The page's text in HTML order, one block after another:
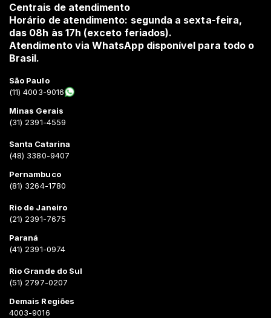
Centrais de atendimento
Horário de atendimento: segunda a sexta-feira,
das 08h às 17h (exceto feriados).
Atendimento via WhatsApp disponível para todo o
Brasil.
São Paulo
(11) 4003-9016
Minas Gerais
(31) 2391-4559
Santa Catarina
(48) 3380-9407
Pernambuco
(81) 3264-1780
Rio de Janeiro
(21) 2391-7675
Paraná
(41) 2391-0974
Rio Grande do Sul
(51) 2797-0207
Demais Regiões
4003-9016